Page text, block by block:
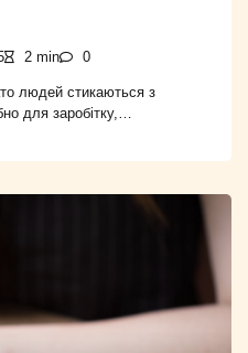
2 min 0
людей стикаються з
для заробітку,…